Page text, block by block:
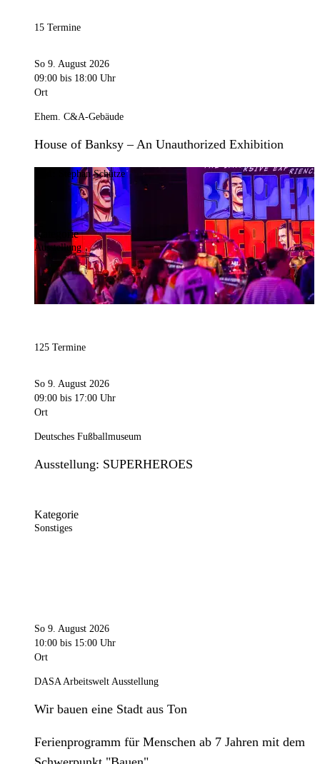
15 Termine
So 9. August 2026
09:00 bis 18:00 Uhr
Ort
Ehem. C&A-Gebäude
House of Banksy – An Unauthorized Exhibition
Stephan Schütze
Kategorie
Ausstellung
125 Termine
So 9. August 2026
09:00 bis 17:00 Uhr
Ort
Deutsches Fußballmuseum
Ausstellung: SUPERHEROES
Kategorie
Sonstiges
So 9. August 2026
10:00 bis 15:00 Uhr
Ort
DASA Arbeitswelt Ausstellung
Wir bauen eine Stadt aus Ton
Ferienprogramm für Menschen ab 7 Jahren mit dem